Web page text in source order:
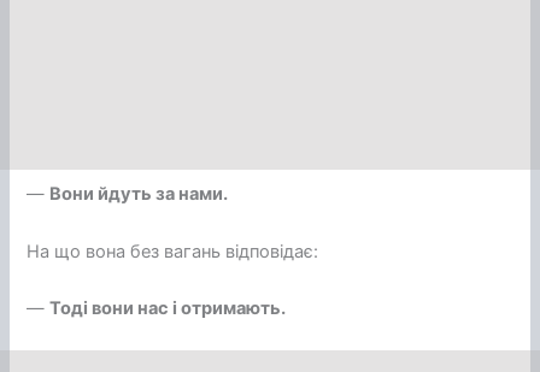
— Вони йдуть за нами.
На що вона без вагань відповідає:
—Тоді вони нас і отримають.